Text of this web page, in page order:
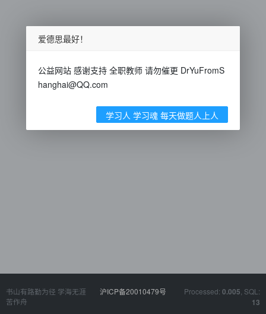
书山有路勤为径 学海无涯
苦作舟
沪ICP备20010479号 Processed: 0.005 , SQL:
13
爱德思最好！
公益网站 感谢支持 全职教师 请勿催更 DrYuFromS
hanghai@QQ.com
学习人 学习魂 每天做题人上人